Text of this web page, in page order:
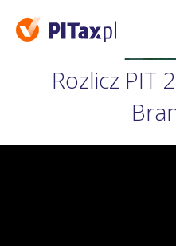
Rozlicz PIT